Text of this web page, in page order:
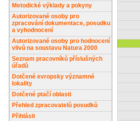
Metodické výklady a pokyny
Autorizované osoby pro
zpracování dokumentace, posudku
a vyhodnocení
Autorizované osoby pro hodnocení
vlivů na soustavu Natura 2000
Seznam pracovníků příslušných
úřadů
Dotčené evropsky významné
lokality
Dotčené ptačí oblasti
Přehled zpracovatelů posudků
Přihlásit